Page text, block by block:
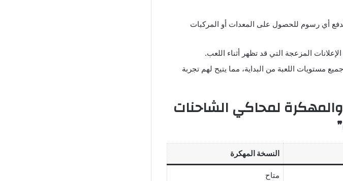
أي رسوم للحصول على المعدات أو المركبات
المزعجة التي قد تظهر أثناء اللعب.
مستويات اللعبة من البداية، مما يتيح لهم تجربة
والمهكرة لمحاكي الشاحنات
النسخة المهكرة
متاح